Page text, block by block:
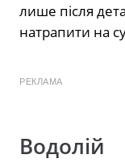
лише після
натрапити на
РЕКЛАМА
Водолій